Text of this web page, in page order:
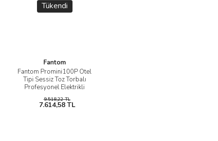
Tükendi
Fantom
Fantom Promini100P Otel
Tipi Sessiz Toz Torbalı
Profesyonel Elektrikli
9.518,22 TL
7.614,58 TL